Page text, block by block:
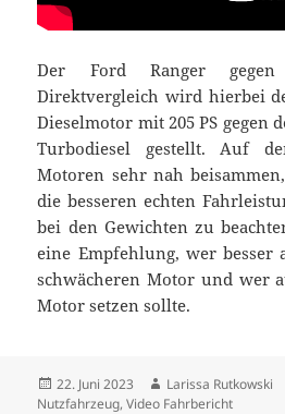
Der Ford Ranger
Direktvergleich wird hierbei
Dieselmotor mit 205 PS gegen
Turbodiesel gestellt. Auf
Motoren sehr nah
die besseren echten
bei den Gewichten zu
eine Empfehlung, wer
schwächeren Motor und wer
Motor setzen sollte.
Veröffentlicht
am
22. Juni 2023 Autor
Larissa Rutkowski
Nutzfahrzeug,Video Fahrbericht